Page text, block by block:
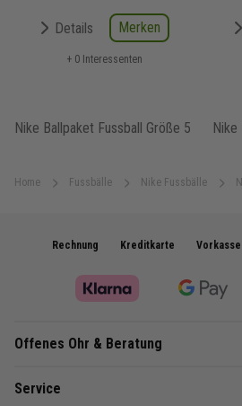
Home Fussbälle Nike Fussbälle
Details Merken
+ 0 Interessenten
Rechnung Kreditkarte Vorkasse
Offenes Ohr & Beratung
Service
Nike Ballpaket Fussball Größe 5
Nike